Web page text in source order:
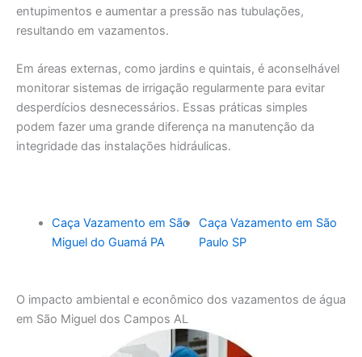
entupimentos e aumentar a pressão nas tubulações,
resultando em vazamentos.
Em áreas externas, como jardins e quintais, é aconselhável
monitorar sistemas de irrigação regularmente para evitar
desperdícios desnecessários. Essas práticas simples
podem fazer uma grande diferença na manutenção da
integridade das instalações hidráulicas.
Caça Vazamento em São
Miguel do Guamá PA
Caça Vazamento em São
Paulo SP
O impacto ambiental e econômico dos vazamentos de água
em São Miguel dos Campos AL